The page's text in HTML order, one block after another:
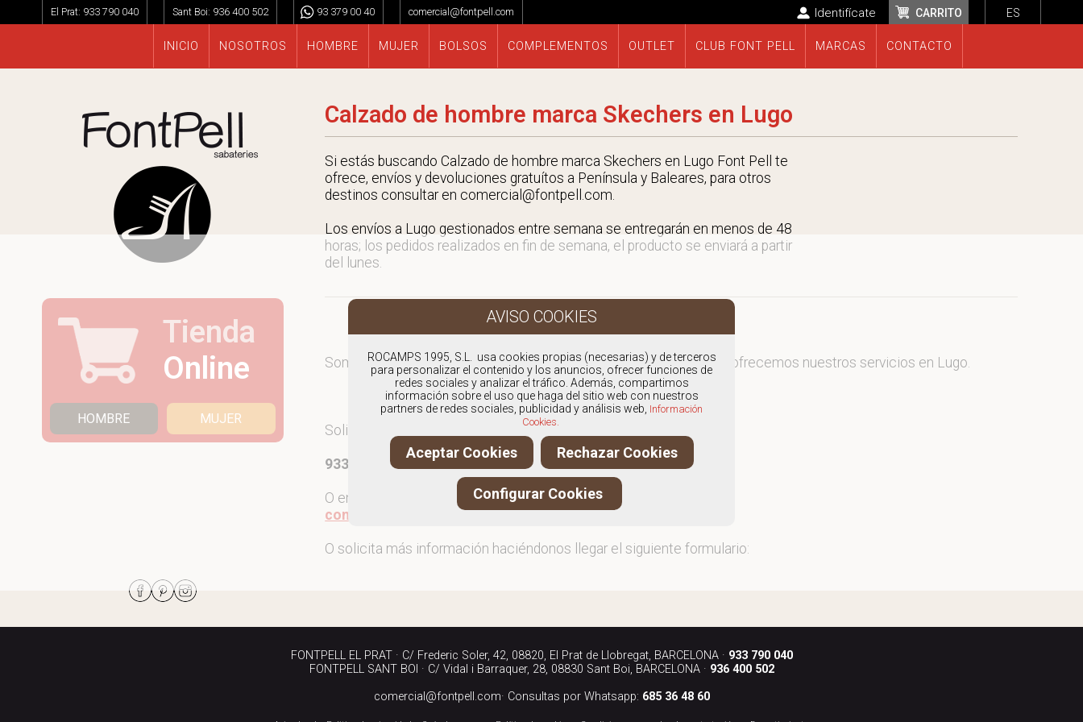
ES
El Prat: 933 790 040 Sant Boi: 936 400 502 93 379 00 40 comercial@fontpell.com CARRITO
Identifícate
INICIO NOSOTROS HOMBRE MUJER BOLSOS COMPLEMENTOS OUTLET CLUB FONT PELL MARCAS CONTACTO
Tienda
Online
HOMBRE MUJER
Calzado de hombre marca Skechers en Lugo
Si estás buscando Calzado de hombre marca Skechers en Lugo Font Pell te
ofrece, envíos y devoluciones gratuítos a Península y Baleares, para otros
destinos consultar en comercial@fontpell.com.
Los envíos a Lugo gestionados entre semana se entregarán en menos de 48
horas; los pedidos realizados en fin de semana, el producto se enviará a partir
del lunes.
Somosespecialistas en Calzado de hombre marca Skechers , y ofrecemos nuestros servicios en Lugo.
Solicita más información llamándonos a los teléfonos:
933 790 040
O enviándonos un correo electrónico a:
comercial@fontpell.com
O solicita más información haciéndonos llegar el siguiente formulario:
FONTPELL EL PRAT · C/ Frederic Soler, 42, 08820, El Prat de Llobregat, BARCELONA · 933 790 040
FONTPELL SANT BOI · C/ Vidal i Barraquer, 28, 08830 Sant Boi, BARCELONA · 936 400 502
comercial@fontpell.com· Consultas por Whatsapp: 685 36 48 60
ROCAMPS 1995, S.L. usa cookies propias (necesarias) y de terceros
para personalizar el contenido y los anuncios, ofrecer funciones de
redes sociales y analizar el tráfico. Además, compartimos
información sobre el uso que haga del sitio web con nuestros
partners de redes sociales, publicidad y análisis web, Información
Cookies.
Aceptar Cookies Rechazar Cookies
Configurar Cookies